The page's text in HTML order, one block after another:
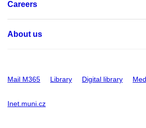
Careers
About us
Mail M365 Library Digital library
Inet.muni.cz